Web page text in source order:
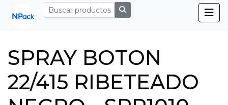
SPRAY BOTON
22/415 RIBETEADO